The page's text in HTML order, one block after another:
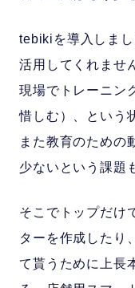
tebikiを導入しま
活用してくれませ
現場でトレーニン
惜しむ）、という
また教育のための
少ないという課題
そこでトップだけ
ターを作成したり
て貰うために上長